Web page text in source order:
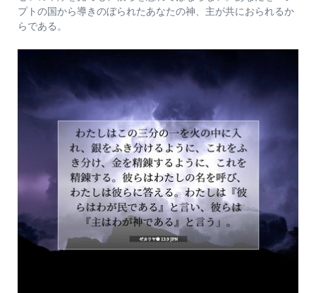
プトの国から導きのぼられたあなたの神、主が共におられるか
らである。